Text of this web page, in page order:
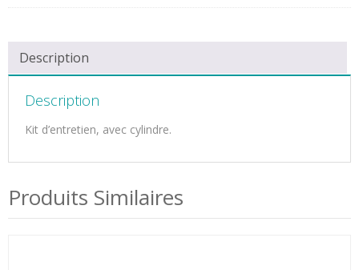
Description
Description
Kit d’entretien, avec cylindre.
Produits Similaires